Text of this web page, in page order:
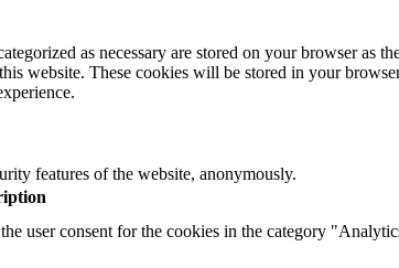
as necessary are stored on your browser as
website. These cookies will be stored in your
features of the website, anonymously.
user consent for the cookies in the category